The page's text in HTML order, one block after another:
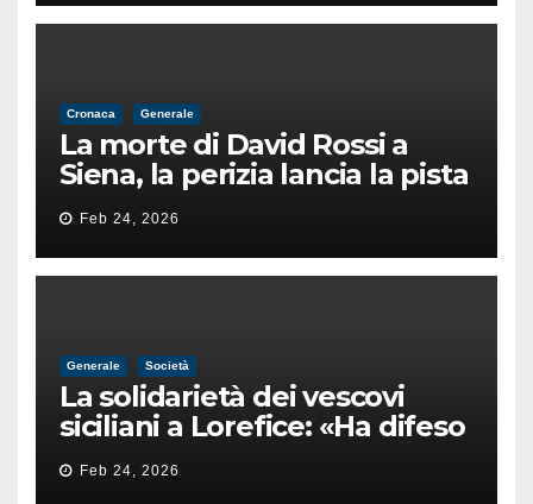
Cronaca Generale
La morte di David Rossi a
Siena, la perizia lancia la pista
di un’intimidazione finita
male
Feb 24, 2026
Generale Società
La solidarietà dei vescovi
siciliani a Lorefice: «Ha difeso
il valore e la dignità
dell’umanità»
Feb 24, 2026